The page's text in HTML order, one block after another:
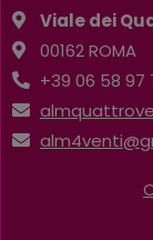
Viale dei
00162 ROMA
+39 06 58 97